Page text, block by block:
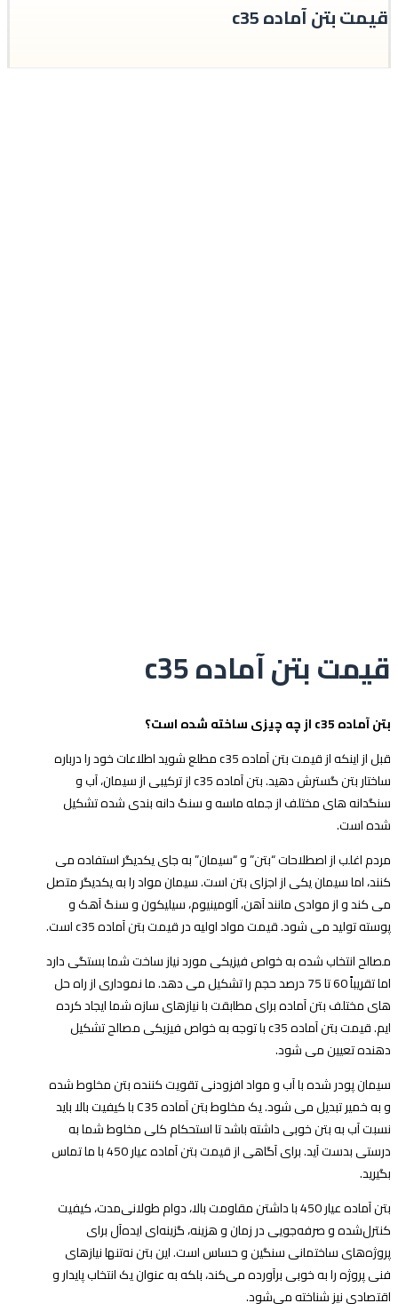
قیمت بتن آماده c35
قیمت بتن آماده c35
بتن آماده c35 از چه چیزی ساخته شده است؟
قبل از اینکه از قیمت بتن آماده c35 مطلع شوید اطلاعات خود را درباره
ساختار بتن گسترش دهید. بتن آماده c35 از ترکیبی از سیمان، آب و
سنگدانه های مختلف از جمله ماسه و سنگ دانه بندی شده تشکیل
شده است.
مردم اغلب از اصطلاحات “بتن” و “سیمان” به جای یکدیگر استفاده می
کنند، اما سیمان یکی از اجزای بتن است. سیمان مواد را به یکدیگر متصل
می کند و از موادی مانند آهن، آلومینیوم، سیلیکون و سنگ آهک و
پوسته تولید می شود. قیمت مواد اولیه در قیمت بتن آماده c35 است.
مصالح انتخاب شده به خواص فیزیکی مورد نیاز ساخت شما بستگی دارد
اما تقریباً 60 تا 75 درصد حجم را تشکیل می دهد. ما نموداری از راه حل
های مختلف بتن آماده برای مطابقت با نیازهای سازه شما ایجاد کرده
ایم. قیمت بتن آماده c35 با توجه به خواص فیزیکی مصالح تشکیل
دهنده تعیین می شود.
سیمان پودر شده با آب و مواد افزودنی تقویت کننده بتن مخلوط شده
و به خمیر تبدیل می شود. یک مخلوط بتن آماده C35 با کیفیت بالا باید
نسبت آب به بتن خوبی داشته باشد تا استحکام کلی مخلوط شما به
درستی بدست آید. برای آگاهی از قیمت بتن آماده عیار 450 با ما تماس
بگیرید.
بتن آماده عیار 450 با داشتن مقاومت بالا، دوام طولانی‌مدت، کیفیت
کنترل‌شده و صرفه‌جویی در زمان و هزینه، گزینه‌ای ایده‌آل برای
پروژه‌های ساختمانی سنگین و حساس است. این بتن نه‌تنها نیازهای
فنی پروژه را به خوبی برآورده می‌کند، بلکه به عنوان یک انتخاب پایدار و
اقتصادی نیز شناخته می‌شود.